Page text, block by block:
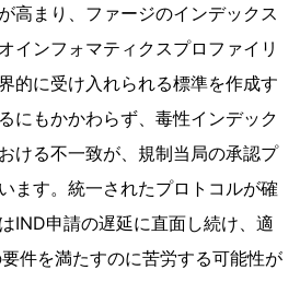
高まり、ファージのインデックス
インフォマティクスプロファイリ
的に受け入れられる標準を作成す
にもかかわらず、毒性インデック
ける不一致が、規制当局の承認プ
ます。統一されたプロトコルが確
IND申請の遅延に直面し続け、適
件を満たすのに苦労する可能性が